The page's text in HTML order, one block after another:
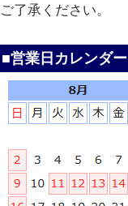
ご了承ください。
■営業日カレンダー